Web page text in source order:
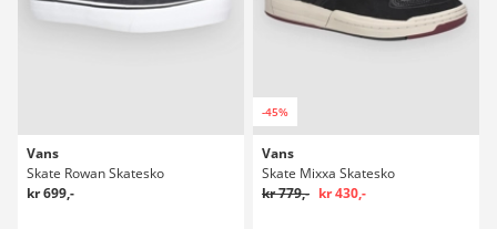
Vans
Skate Rowan Skatesko
kr 699,-
-45%
Vans
Skate Mixxa Skatesko
kr 779,- kr 430,-